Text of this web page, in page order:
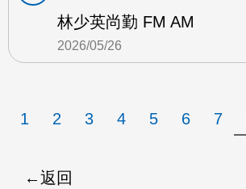
林少英尚勤 FM AM
2026/05/26
1 2 3 4 5 6 7
返回